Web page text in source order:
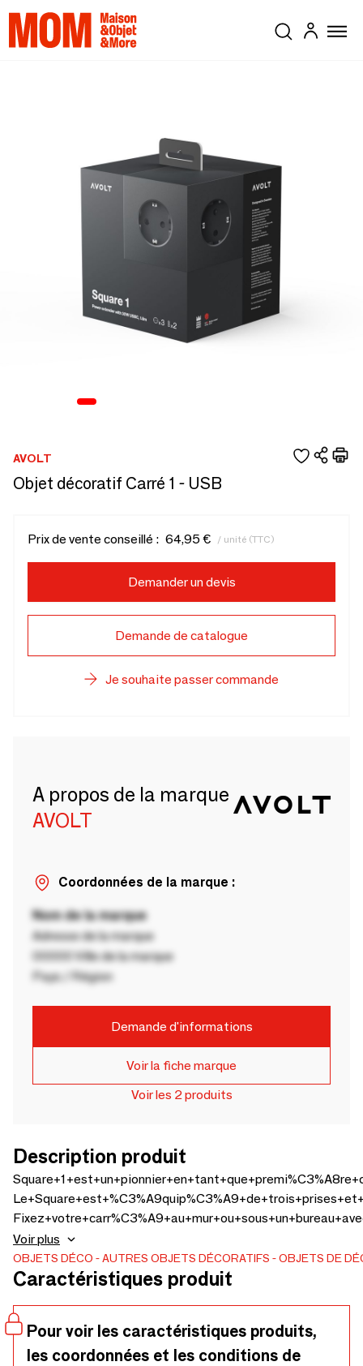
AVOLT
Objet décoratif Carré 1 - USB
Prix de vente conseillé : 64,95 € / unité (TTC)
Demander un devis
Demande de catalogue
Je souhaite passer commande
A propos de la marque
AVOLT
Coordonnées de la marque :
Nom de la marque
Adresse de la marque
00000 Ville de la marque
Pays / Région
Demande d'informations
Voir la fiche marque
Voir les 2 produits
Description produit
Voir plus
OBJETS DÉCO AUTRES OBJETS DÉCORATIFS OBJETS DE
Caractéristiques produit
Pour voir les caractéristiques produits,
les coordonnées et les conditions de